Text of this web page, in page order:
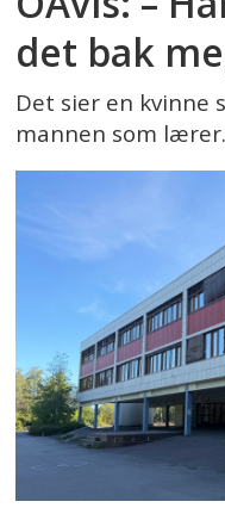
det bak
Det sier en kvinne
mannen som lærer.